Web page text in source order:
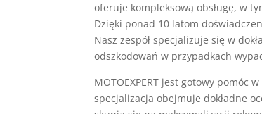
oferuje kompleksową obsługę, w
Dzięki ponad 10 latom
Nasz zespół specjalizuje się w
odszkodowań w przypadkach
MOTOEXPERT jest gotowy
specjalizacja obejmuje dokładne